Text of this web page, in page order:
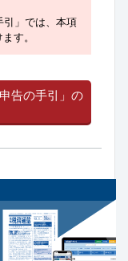
引」では、本項
す。
告の手引」の